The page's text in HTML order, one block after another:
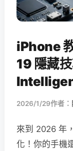
iPhone
19 隱藏
2026/1/29作者：
來到 2026 年
化！你的手機